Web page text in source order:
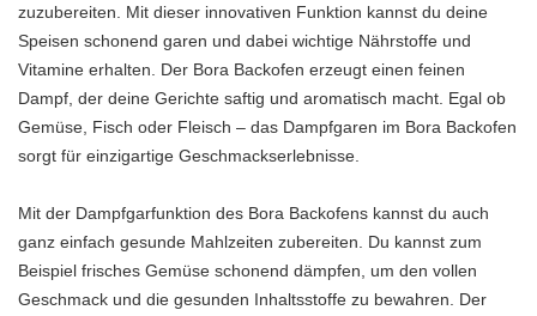
zuzubereiten. Mit dieser innovativen Funktion kannst du deine
Speisen schonend garen und dabei wichtige Nährstoffe und
Vitamine erhalten. Der Bora Backofen erzeugt einen feinen
Dampf, der deine Gerichte saftig und aromatisch macht. Egal ob
Gemüse, Fisch oder Fleisch – das Dampfgaren im Bora Backofen
sorgt für einzigartige Geschmackserlebnisse.
Mit der Dampfgarfunktion des Bora Backofens kannst du auch
ganz einfach gesunde Mahlzeiten zubereiten. Du kannst zum
Beispiel frisches Gemüse schonend dämpfen, um den vollen
Geschmack und die gesunden Inhaltsstoffe zu bewahren. Der